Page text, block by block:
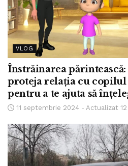
VLOG
Înstrăinarea
proteja relația cu copilul
pentru a te ajuta să
11 septembrie 2024 - Actualizat